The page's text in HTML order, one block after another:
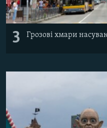
3 Грозові хмари